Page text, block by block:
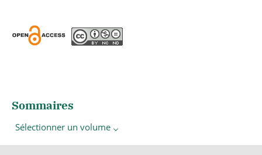
Sommaires
Sélectionner un volume